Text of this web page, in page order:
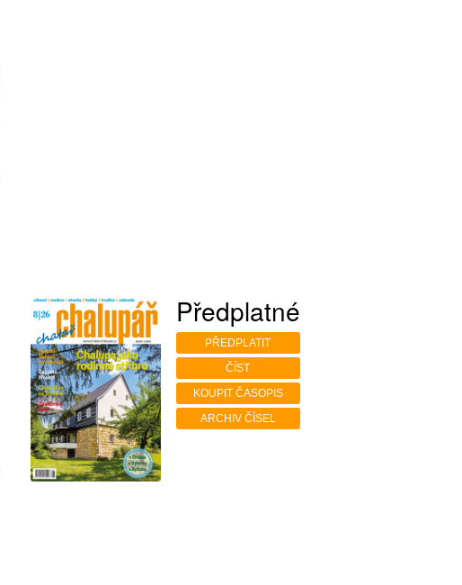
Předplatné
PŘEDPLATIT
ČÍST
KOUPIT ČASOPIS
ARCHIV ČÍSEL